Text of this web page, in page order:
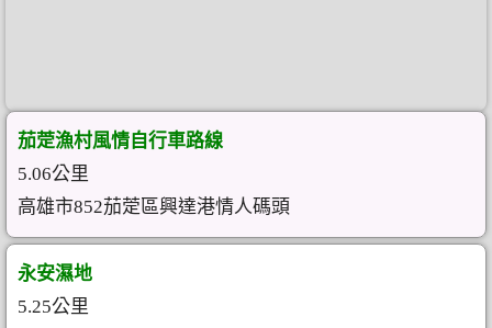
茄萣漁村風情自行車路線
5.06公里
高雄市852茄萣區興達港情人碼頭
永安濕地
5.25公里